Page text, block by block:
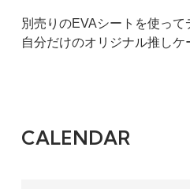
別売りのEVAシートを使って
自分だけのオリジナル推しケ
CALENDAR